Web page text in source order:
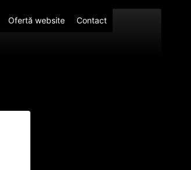
Ofertă website Contact